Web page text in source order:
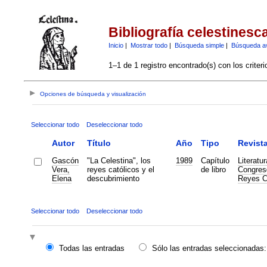
Bibliografía
Inicio| Mostrar todo| Búsqueda simple| Búsqueda
1–1 de 1 registro encontrado(s) con los
Opciones de búsqueda y visualización
Seleccionar todo Deseleccionar todo
Autor Título Año Tipo
Gascón
Vera,
Elena
"La Celestina", los
reyes católicos y el
descubrimiento
1989
Capítulo
de libro
Reyes
Seleccionar todo Deseleccionar todo
Todas las entradas
Sólo las entradas seleccionadas: